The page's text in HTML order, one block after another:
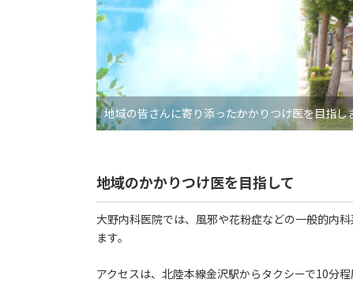
地域の皆さんに寄り添ったかかりつけ医を目指し
地域のかかりつけ医を目指して
大野内科医院では、風邪や花粉症などの一般的内
ます。
アクセスは、北陸本線金沢駅からタクシーで10分